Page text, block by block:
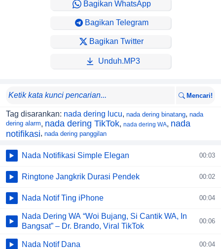
iya, ini tuh versi BoBoiBoy yang lagi rame banget di TikTok,
terinspirasi dari versi Upin Ipin-nya @febringtone.
Bagikan WhatsApp
Bagikan Telegram
Bagikan Twitter
Unduh.MP3
Mencari!
Tag disarankan: nada dering lucu, nada dering binatang, nada
dering alarm, nada dering TikTok, nada dering WA, nada
notifikasi, nada dering panggilan
Nada Notifikasi Simple Elegan 00:03
Ringtone Jangkrik Durasi Pendek 00:02
Nada Notif Ting iPhone 00:04
Nada Dering WA “Woi Bujang, Si Cantik WA, In
Bangsat” – Dr. Brando, Viral TikTok
00:06
Nada Notif Dana 00:04